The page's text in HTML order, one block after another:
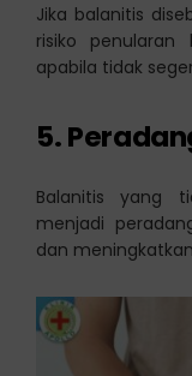
Jika balanitis
risiko
apabila tidak
5.
Balanitis yang
menjadi
dan